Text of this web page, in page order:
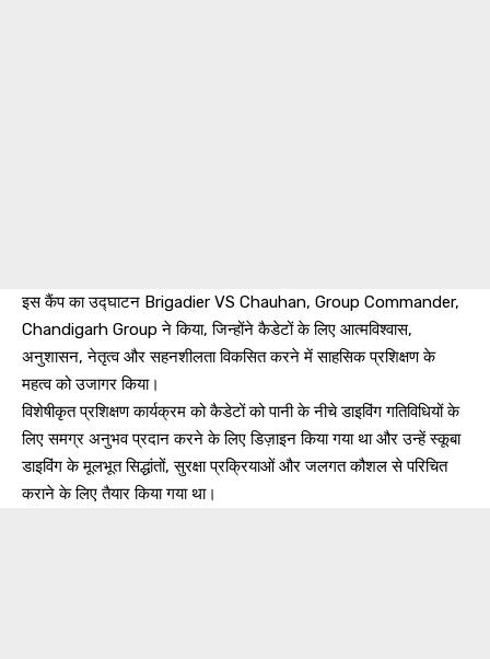
इस कैंप का उद्घाटन Brigadier VS Chauhan, Group Commander,
Chandigarh Group ने किया, जिन्होंने कैडेटों के लिए आत्मविश्वास,
अनुशासन, नेतृत्व और सहनशीलता विकसित करने में साहसिक प्रशिक्षण के
महत्व को उजागर किया।
विशेषीकृत प्रशिक्षण कार्यक्रम को कैडेटों को पानी के नीचे डाइविंग गतिविधियों के
लिए समग्र अनुभव प्रदान करने के लिए डिज़ाइन किया गया था और उन्हें स्कूबा
डाइविंग के मूलभूत सिद्धांतों, सुरक्षा प्रक्रियाओं और जलगत कौशल से परिचित
कराने के लिए तैयार किया गया था।